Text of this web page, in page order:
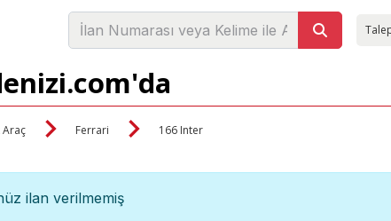
Araç Ferrari 166 Inter
ilan verilmemiş